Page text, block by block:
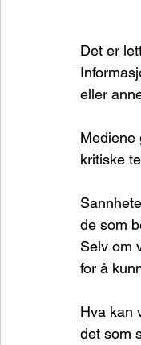
Det er
eller
Mediene
kritiske
de som
Selv om
for å
Hva kan
det som